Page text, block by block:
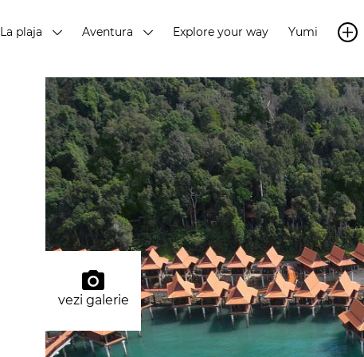
La plaja Aventura Explore your way Yumi
vezi galerie